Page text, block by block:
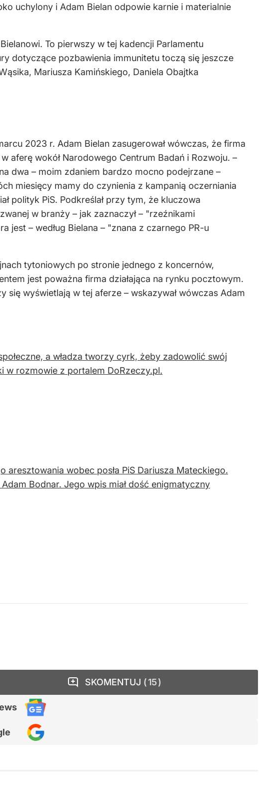
uchylony i Adam Bielan odpowie karnie i materialnie
To pierwszy w tej kadencji Parlamentu
dotyczące pozbawienia immunitetu toczą się jeszcze
Mariusza Kamińskiego, Daniela Obajtka
2023 r. Adam Bielan zasugerował wówczas, że firma
aferę wokół Narodowego Centrum Badań i Rozwoju. –
dwa – moim zdaniem bardzo mocno podejrzane –
miesięcy mamy do czynienia z kampanią oczerniania
polityk PiS. Podkreślał przy tym, że kluczowa
w branży – jak zaznaczył – "rzeźnikami
jest – według Bielana – "znana z czarnego PR-u
tytoniowych po stronie jednego z koncernów,
jest poważna firma działająca na rynku pocztowym.
wyświetlają w tej aferze – wskazywał wówczas Adam
a władza tworzy cyrk, żeby zadowolić swój
w rozmowie z portalem DoRzeczy.pl.
aresztowania wobec posła PiS Dariusza Mateckiego.
Bodnar. Jego wpis miał dość enigmatyczny
SKOMENTUJ 15